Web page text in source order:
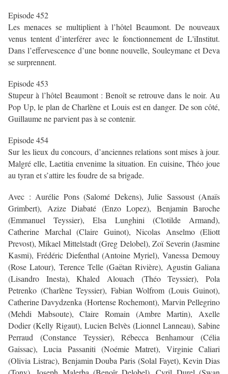
Episode 452
Les menaces se multiplient à l’hôtel Beaumont. De nouveaux
venus tentent d’interférer avec le fonctionnement de L'iInstitut.
Dans l’effervescence d’une bonne nouvelle, Souleymane et Deva
se surprennent.
Episode 453
Stupeur à l’hôtel Beaumont : Benoît se retrouve dans le noir. Au
Pop Up, le plan de Charlène et Louis est en danger. De son côté,
Guillaume ne parvient pas à se contenir.
Episode 454
Sur les lieux du concours, d’anciennes relations sont mises à jour.
Malgré elle, Laetitia envenime la situation. En cuisine, Théo joue
au tyran et s’attire les foudre de sa brigade.
Avec : Aurélie Pons (Salomé Dekens), Julie Sassoust (Anaïs
Grimbert), Azize Diabaté (Enzo Lopez), Benjamin Baroche
(Emmanuel Teyssier), Elsa Lunghini (Clotilde Armand),
Catherine Marchal (Claire Guinot), Nicolas Anselmo (Eliott
Prevost), Mikael Mittelstadt (Greg Delobel), Zoï Severin (Jasmine
Kasmi), Frédéric Diefenthal (Antoine Myriel), Vanessa Demouy
(Rose Latour), Terence Telle (Gaëtan Rivière), Agustin Galiana
(Lisandro Inesta), Khaled Alouach (Théo Teyssier), Pola
Petrenko (Charlène Teyssier), Fabian Wolfrom (Louis Guinot),
Catherine Davydzenka (Hortense Rochemont), Marvin Pellegrino
(Mehdi Mabsoute), Claire Romain (Ambre Martin), Axelle
Dodier (Kelly Rigaut), Lucien Belvès (Lionnel Lanneau), Sabine
Perraud (Constance Teyssier), Rébecca Benhamour (Célia
Gaissac), Lucia Passaniti (Noémie Matret), Virginie Caliari
(Olivia Listrac), Benjamin Douba Paris (Solal Fayet), Kevin Dias